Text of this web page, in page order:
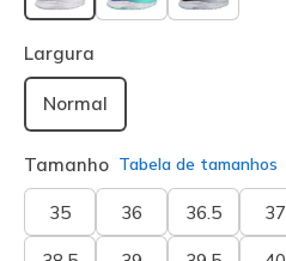
selecionado
Largura
Normal
Tamanho Tabela de tamanhos
35 36 36.5 37